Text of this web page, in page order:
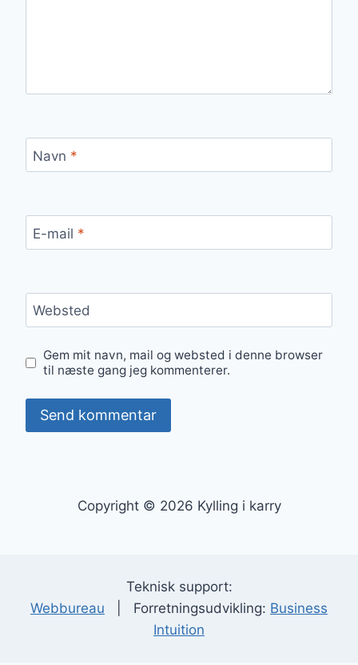
Navn *
E-mail *
Websted
Gem mit navn, mail og websted i denne browser
til næste gang jeg kommenterer.
Copyright © 2026 Kylling i karry
Teknisk support:
Webbureau | Forretningsudvikling: Business
Intuition